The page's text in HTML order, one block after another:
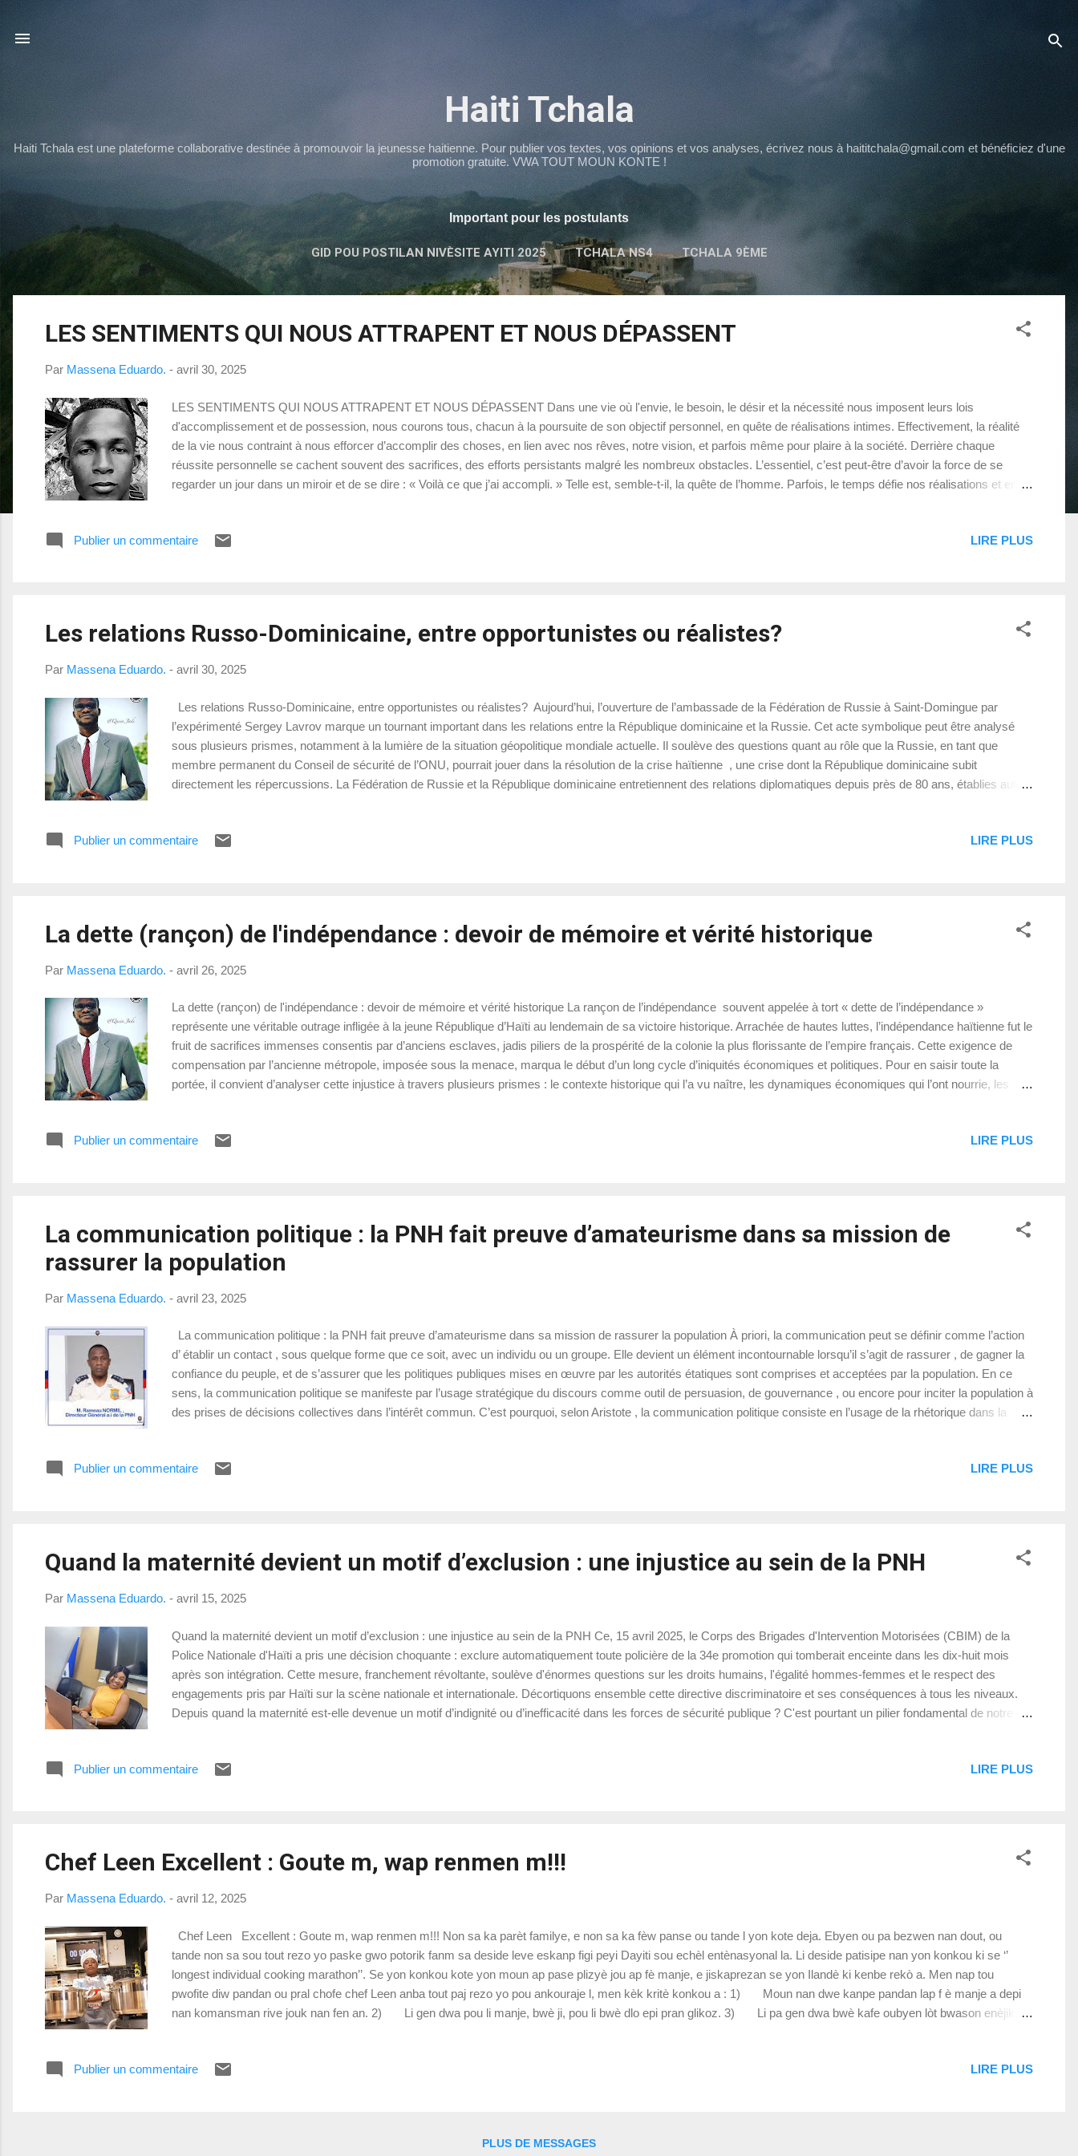
Haiti Tchala
Haiti Tchala est une plateforme collaborative destinée à promouvoir la jeunesse haitienne. Pour publier vos textes, vos opinions et vos analyses, écrivez nous à haititchala@gmail.com et bénéficiez d'une
promotion gratuite. VWA TOUT MOUN KONTE !
Important pour les postulants
GID POU POSTILAN NIVÈSITE AYITI 2025 TCHALA NS4 TCHALA 9ÈME
LES SENTIMENTS QUI NOUS ATTRAPENT ET NOUS DÉPASSENT
Par Massena Eduardo. - avril 30, 2025
LES SENTIMENTS QUI NOUS ATTRAPENT ET NOUS DÉPASSENT Dans une vie où l'envie, le besoin, le désir et la nécessité nous imposent leurs lois
d'accomplissement et de possession, nous courons tous, chacun à la poursuite de son objectif personnel, en quête de réalisations intimes. Effectivement, la réalité
de la vie nous contraint à nous efforcer d’accomplir des choses, en lien avec nos rêves, notre vision, et parfois même pour plaire à la société. Derrière chaque
réussite personnelle se cachent souvent des sacrifices, des efforts persistants malgré les nombreux obstacles. L’essentiel, c’est peut-être d’avoir la force de se
regarder un jour dans un miroir et de se dire : « Voilà ce que j’ai accompli. » Telle est, semble-t-il, la quête de l’homme. Parfois, le temps défie nos réalisations et en
Publier un commentaire
LIRE PLUS
Les relations Russo-Dominicaine, entre opportunistes ou réalistes?
Par Massena Eduardo. - avril 30, 2025
Les relations Russo-Dominicaine, entre opportunistes ou réalistes? Aujourd’hui, l’ouverture de l’ambassade de la Fédération de Russie à Saint-Domingue par
l’expérimenté Sergey Lavrov marque un tournant important dans les relations entre la République dominicaine et la Russie. Cet acte symbolique peut être analysé
sous plusieurs prismes, notamment à la lumière de la situation géopolitique mondiale actuelle. Il soulève des questions quant au rôle que la Russie, en tant que
membre permanent du Conseil de sécurité de l’ONU, pourrait jouer dans la résolution de la crise haïtienne , une crise dont la République dominicaine subit
directement les répercussions. La Fédération de Russie et la République dominicaine entretiennent des relations diplomatiques depuis près de 80 ans, établies autour
Publier un commentaire
LIRE PLUS
La dette (rançon) de l'indépendance : devoir de mémoire et vérité historique
Par Massena Eduardo. - avril 26, 2025
La dette (rançon) de l'indépendance : devoir de mémoire et vérité historique La rançon de l’indépendance souvent appelée à tort « dette de l’indépendance »
représente une véritable outrage infligée à la jeune République d’Haïti au lendemain de sa victoire historique. Arrachée de hautes luttes, l’indépendance haïtienne fut le
fruit de sacrifices immenses consentis par d’anciens esclaves, jadis piliers de la prospérité de la colonie la plus florissante de l’empire français. Cette exigence de
compensation par l’ancienne métropole, imposée sous la menace, marqua le début d’un long cycle d’iniquités économiques et politiques. Pour en saisir toute la
portée, il convient d’analyser cette injustice à travers plusieurs prismes : le contexte historique qui l’a vu naître, les dynamiques économiques qui l’ont nourrie, les
Publier un commentaire
LIRE PLUS
La communication politique : la PNH fait preuve d’amateurisme dans sa mission de
rassurer la population
Par Massena Eduardo. - avril 23, 2025
La communication politique : la PNH fait preuve d’amateurisme dans sa mission de rassurer la population À priori, la communication peut se définir comme l’action
d’ établir un contact , sous quelque forme que ce soit, avec un individu ou un groupe. Elle devient un élément incontournable lorsqu’il s’agit de rassurer , de gagner la
confiance du peuple, et de s’assurer que les politiques publiques mises en œuvre par les autorités étatiques sont comprises et acceptées par la population. En ce
sens, la communication politique se manifeste par l’usage stratégique du discours comme outil de persuasion, de gouvernance , ou encore pour inciter la population à
des prises de décisions collectives dans l’intérêt commun. C’est pourquoi, selon Aristote , la communication politique consiste en l’usage de la rhétorique dans la
Publier un commentaire LIRE PLUS
Quand la maternité devient un motif d’exclusion : une injustice au sein de la PNH
Par Massena Eduardo. - avril 15, 2025
Quand la maternité devient un motif d’exclusion : une injustice au sein de la PNH Ce, 15 avril 2025, le Corps des Brigades d'Intervention Motorisées (CBIM) de la
Police Nationale d'Haïti a pris une décision choquante : exclure automatiquement toute policière de la 34e promotion qui tomberait enceinte dans les dix-huit mois
après son intégration. Cette mesure, franchement révoltante, soulève d'énormes questions sur les droits humains, l'égalité hommes-femmes et le respect des
engagements pris par Haïti sur la scène nationale et internationale. Décortiquons ensemble cette directive discriminatoire et ses conséquences à tous les niveaux.
Depuis quand la maternité est-elle devenue un motif d’indignité ou d’inefficacité dans les forces de sécurité publique ? C'est pourtant un pilier fondamental de notre
Publier un commentaire LIRE PLUS
Chef Leen Excellent : Goute m, wap renmen m!!!
Par Massena Eduardo. - avril 12, 2025
Chef Leen Excellent : Goute m, wap renmen m!!! Non sa ka parèt familye, e non sa ka fèw panse ou tande l yon kote deja. Ebyen ou pa bezwen nan dout, ou
tande non sa sou tout rezo yo paske gwo potorik fanm sa deside leve eskanp figi peyi Dayiti sou echèl entènasyonal la. Li deside patisipe nan yon konkou ki se ‘’
longest individual cooking marathon’’. Se yon konkou kote yon moun ap pase plizyè jou ap fè manje, e jiskaprezan se yon Ilandè ki kenbe rekò a. Men nap tou
pwofite diw pandan ou pral chofe chef Leen anba tout paj rezo yo pou ankouraje l, men kèk kritè konkou a : 1) Moun nan dwe kanpe pandan lap f è manje a depi
nan komansman rive jouk nan fen an. 2) Li gen dwa pou li manje, bwè ji, pou li bwè dlo epi pran glikoz. 3) Li pa gen dwa bwè kafe oubyen lòt bwason enèjik. 4)
Publier un commentaire LIRE PLUS
PLUS DE MESSAGES